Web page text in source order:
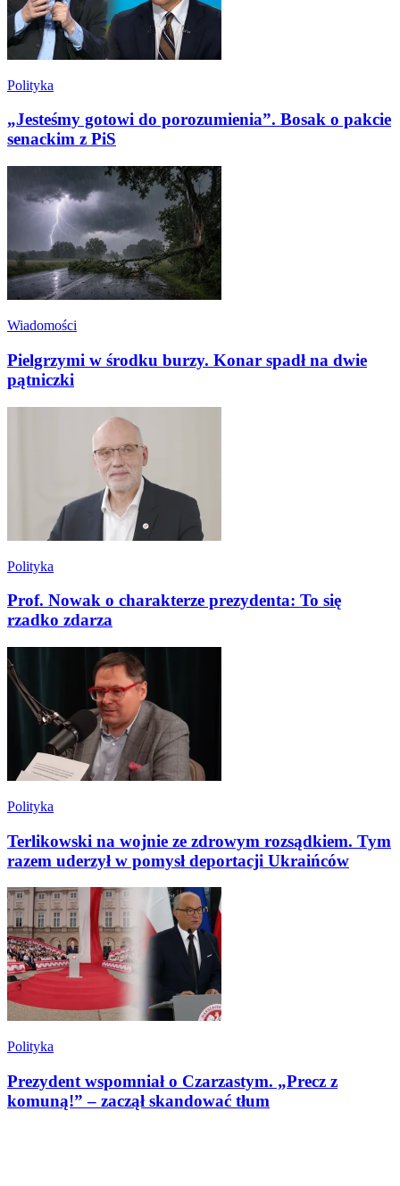
Polityka
„Jesteśmy gotowi do porozumienia”. Bosak o pakcie
senackim z PiS
Wiadomości
Pielgrzymi w środku burzy. Konar spadł na dwie
pątniczki
Polityka
Prof. Nowak o charakterze prezydenta: To się
rzadko zdarza
Polityka
Terlikowski na wojnie ze zdrowym rozsądkiem. Tym
razem uderzył w pomysł deportacji Ukraińców
Polityka
Prezydent wspomniał o Czarzastym. „Precz z
komuną!” – zaczął skandować tłum